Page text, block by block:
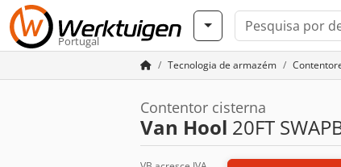
Portugal
Tecnologia de armazém
Contentor cisterna
Van Hool 20FT